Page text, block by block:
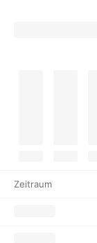
Zeitraum